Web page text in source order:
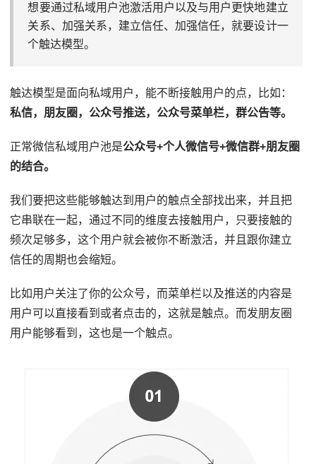
想要通过私域用户池激活用户以及与用户更快地建立
关系、加强关系，建立信任、加强信任，就要设计一
个触达模型。
触达模型是面向私域用户，能不断接触用户的点，比如：
私信，朋友圈，公众号推送，公众号菜单栏，群公告等。
正常微信私域用户池是公众号+个人微信号+微信群+朋友圈
的结合。
我们要把这些能够触达到用户的触点全部找出来，并且把
它串联在一起，通过不同的维度去接触用户，只要接触的
频次足够多，这个用户就会被你不断激活，并且跟你建立
信任的周期也会缩短。
比如用户关注了你的公众号，而菜单栏以及推送的内容是
用户可以直接看到或者点击的，这就是触点。而发朋友圈
用户能够看到，这也是一个触点。